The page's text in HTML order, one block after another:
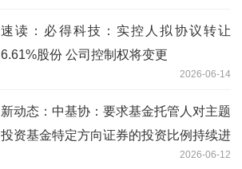
速读：必得科技：实控人拟协议转让
6.61%股份 公司控制权将变更
2026-06-14
新动态：中基协：要求基金托管人对主题
投资基金特定方向证券的投资比例持续进
2026-06-12